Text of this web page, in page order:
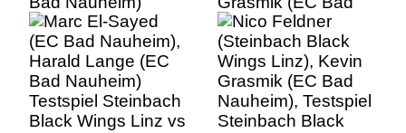
Testspiel Steinbach
Black Wings Linz vs
EC Bad Nauheim,
Linz AG Eisarena,
pre season
Nauheim), Testspiel
Steinbach Black
Wings Linz vs EC
Bad Nauheim, Linz
AG Eisarena, pre
season